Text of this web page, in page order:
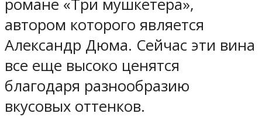
романе «Три мушкетера»,
автором которого является
Александр Дюма. Сейчас эти вина
все еще высоко ценятся
благодаря разнообразию
вкусовых оттенков.